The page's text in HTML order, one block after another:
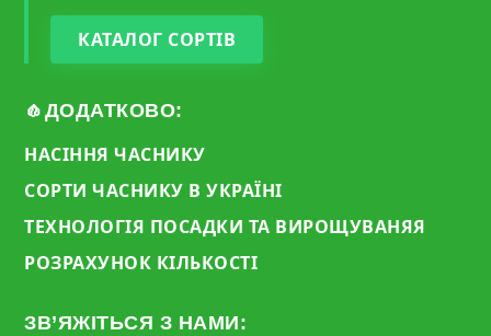
КАТАЛОГ СОРТІВ
🧄ДОДАТКОВО:
НАСІННЯ ЧАСНИКУ
СОРТИ ЧАСНИКУ В УКРАЇНІ
ТЕХНОЛОГІЯ ПОСАДКИ ТА ВИРОЩУВАНЯЯ
РОЗРАХУНОК КІЛЬКОСТІ
ЗВ’ЯЖІТЬСЯ З НАМИ: